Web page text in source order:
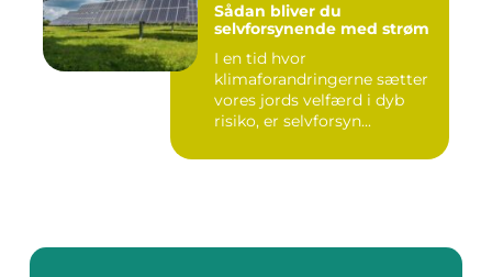
Sådan bliver du
selvforsynende med strøm
I en tid hvor
klimaforandringerne sætter
vores jords velfærd i dyb
risiko, er selvforsyn...